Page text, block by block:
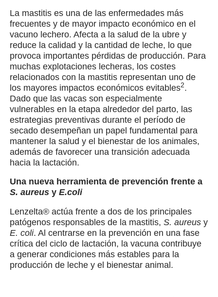
La mastitis es una de las enfermedades más
frecuentes y de mayor impacto económico en el
vacuno lechero. Afecta a la salud de la ubre y
reduce la calidad y la cantidad de leche, lo que
provoca importantes pérdidas de producción. Para
muchas explotaciones lecheras, los costes
relacionados con la mastitis representan uno de
los mayores impactos económicos evitables2.
Dado que las vacas son especialmente
vulnerables en la etapa alrededor del parto, las
estrategias preventivas durante el período de
secado desempeñan un papel fundamental para
mantener la salud y el bienestar de los animales,
además de favorecer una transición adecuada
hacia la lactación.
Una nueva herramienta de prevención frente a
S. aureus y E.coli
Lenzelta® actúa frente a dos de los principales
patógenos responsables de la mastitis, S. aureus y
E. coli. Al centrarse en la prevención en una fase
crítica del ciclo de lactación, la vacuna contribuye
a generar condiciones más estables para la
producción de leche y el bienestar animal.